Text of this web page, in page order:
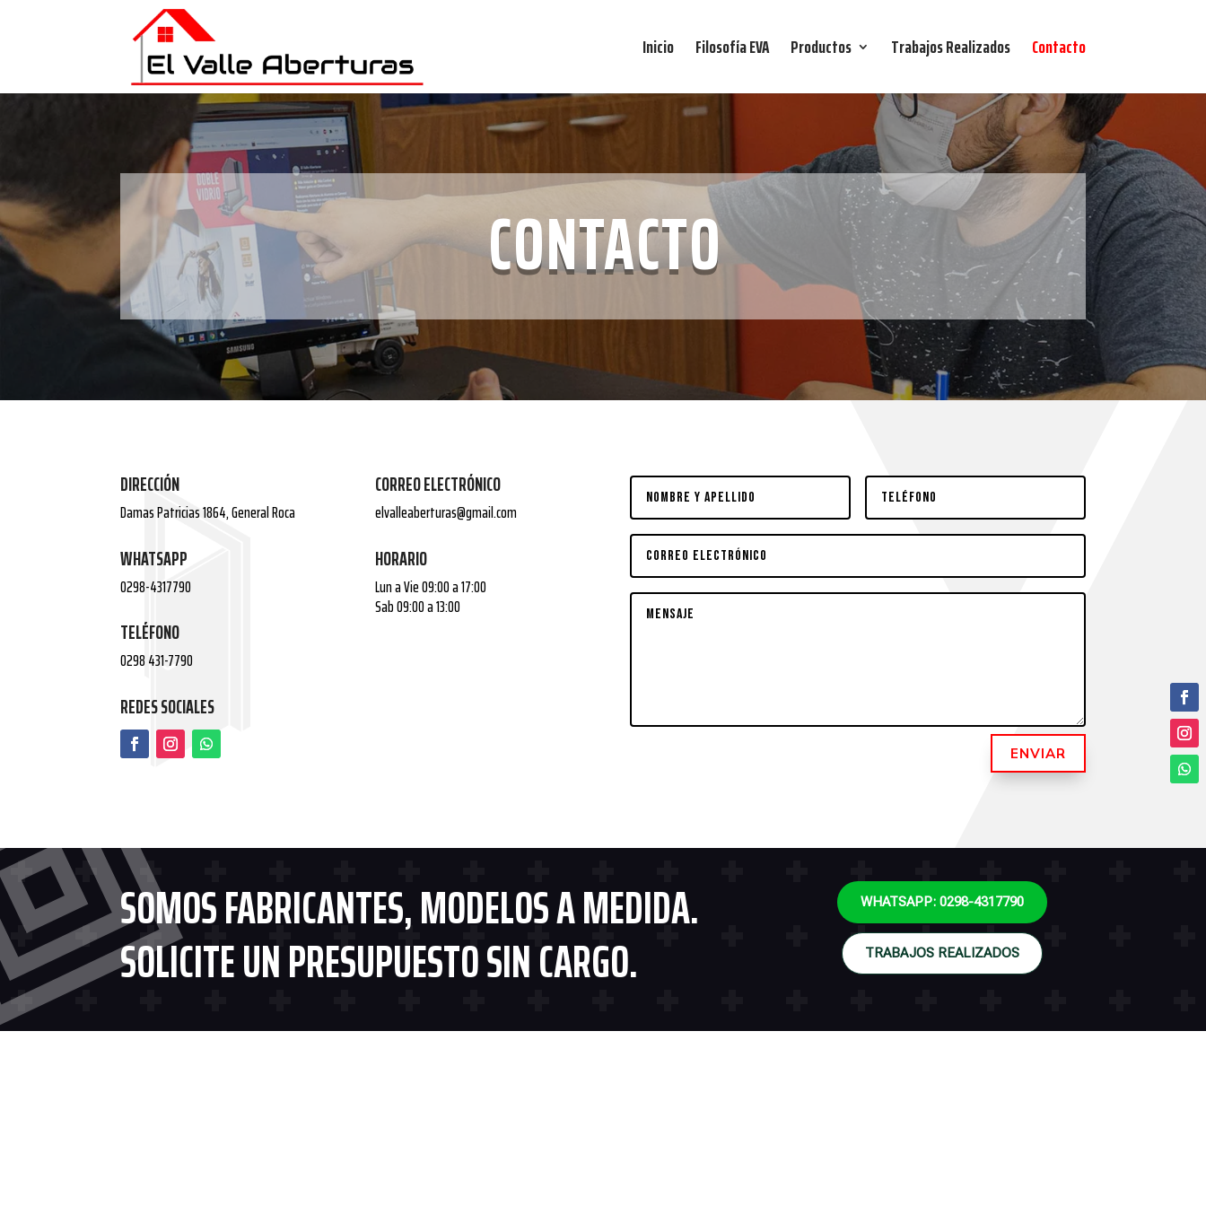
Inicio Filosofía EVA Productos Trabajos Realizados Contacto
CONTACTO
DIRECCIÓN
Damas Patricias 1864, General Roca
WHATSAPP
0298-4317790
TELÉFONO
0298 431-7790
REDES SOCIALES
CORREO ELECTRÓNICO
elvalleaberturas@gmail.com
HORARIO
Lun a Vie 09:00 a 17:00
Sab 09:00 a 13:00
ENVIAR
SOMOS FABRICANTES, MODELOS A MEDIDA.
SOLICITE UN PRESUPUESTO SIN CARGO.
WHATSAPP: 0298-4317790
TRABAJOS REALIZADOS